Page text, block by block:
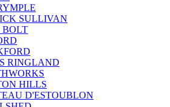
SULLIVAN
BOLT
RINGLAND
HILLS
D'ESTOUBLON